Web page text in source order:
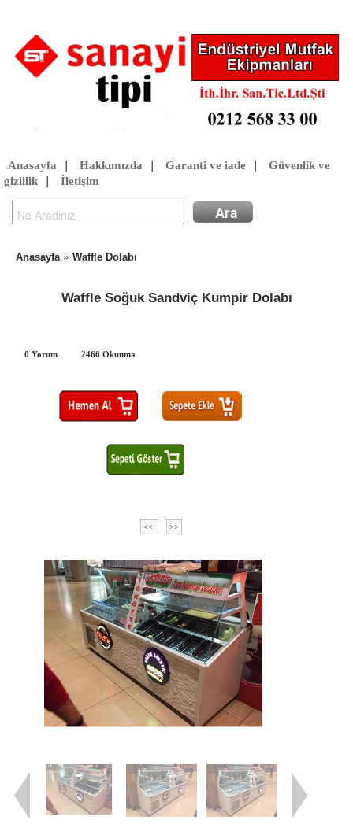
Anasayfa Hakkımızda Garanti ve iade
Güvenlik ve
gizlilik
İletişim
Anasayfa» Waffle Dolabı
Waffle Soğuk Sandviç Kumpir Dolabı
0 Yorum 2466 Okunma
<< >>